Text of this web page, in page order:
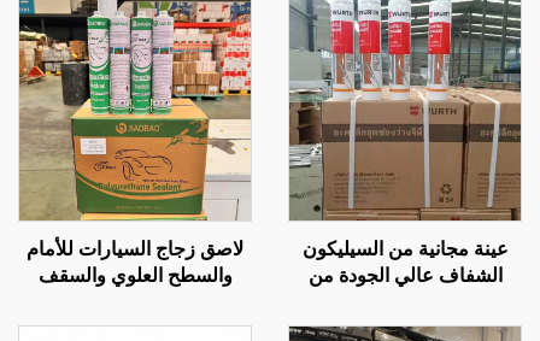
عينة مجانية من السيليكون
الشفاف عالي الجودة من
WACKER وبسعر رخيص
لاصق زجاج السيارات للأمام
والسطح العلوي والسقف
لاصق مقاوم للماء من البولي